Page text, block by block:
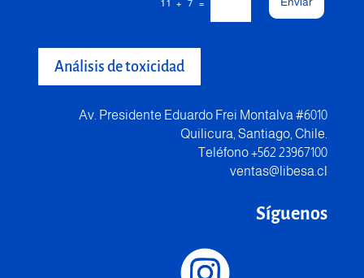
11 + 7 =
Análisis de toxicidad
Av. Presidente Eduardo Frei Montalva #6010
Quilicura, Santiago, Chile.
Teléfono +562 23967100
ventas@libesa.cl
Síguenos